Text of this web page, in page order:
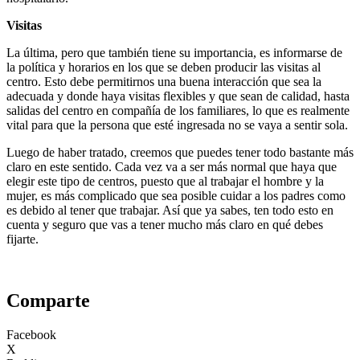
Visitas
La última, pero que también tiene su importancia, es informarse de
la política y horarios en los que se deben producir las visitas al
centro. Esto debe permitirnos una buena interacción que sea la
adecuada y donde haya visitas flexibles y que sean de calidad, hasta
salidas del centro en compañía de los familiares, lo que es realmente
vital para que la persona que esté ingresada no se vaya a sentir sola.
Luego de haber tratado, creemos que puedes tener todo bastante más
claro en este sentido. Cada vez va a ser más normal que haya que
elegir este tipo de centros, puesto que al trabajar el hombre y la
mujer, es más complicado que sea posible cuidar a los padres como
es debido al tener que trabajar. Así que ya sabes, ten todo esto en
cuenta y seguro que vas a tener mucho más claro en qué debes
fijarte.
Comparte
Facebook
X